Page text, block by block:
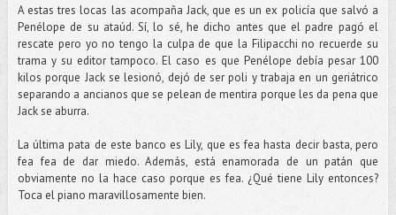
A estas tres locas las acompaña Jack, que es un ex policía que salvó a
Penélope de su ataúd. Sí, lo sé, he dicho antes que el padre pagó el
rescate pero yo no tengo la culpa de que la Filipacchi no recuerde su
trama y su editor tampoco. El caso es que Penélope debía pesar 100
kilos porque Jack se lesionó, dejó de ser poli y trabaja en un geriátrico
separando a ancianos que se pelean de mentira porque les da pena que
Jack se aburra.
La última pata de este banco es Lily, que es fea hasta decir basta, pero
fea fea de dar miedo. Además, está enamorada de un patán que
obviamente no la hace caso porque es fea. ¿Qué tiene Lily entonces?
Toca el piano maravillosamente bien.